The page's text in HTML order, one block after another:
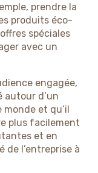
prendre la
produits éco-
spéciales
avec un
engagée,
autour d’un
et qu’il
plus facilement
et en
de l’entreprise à